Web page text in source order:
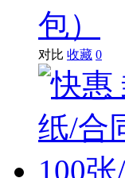
包）
对比 收藏 0